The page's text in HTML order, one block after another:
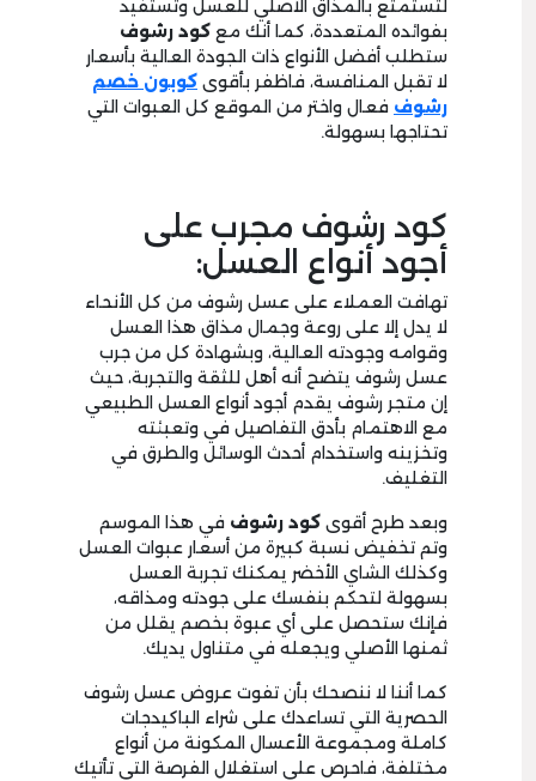
لتستمتع بالمذاق الأصلي للعسل وتستفيد
بفوائده المتعددة، كما أنك مع كود رشوف
ستطلب أفضل الأنواع ذات الجودة العالية بأسعار
لا تقبل المنافسة، فاظفر بأقوى كوبون خصم
رشوف فعال واختر من الموقع كل العبوات التي
تحتاجها بسهولة.
كود رشوف مجرب على
أجود أنواع العسل:
تهافت العملاء على عسل رشوف من كل الأنحاء
لا يدل إلا على روعة وجمال مذاق هذا العسل
وقوامه وجودته العالية، وبشهادة كل من جرب
عسل رشوف يتضح أنه أهل للثقة والتجربة، حيث
إن متجر رشوف يقدم أجود أنواع العسل الطبيعي
مع الاهتمام بأدق التفاصيل في وتعبئته
وتخزينه واستخدام أحدث الوسائل والطرق في
التغليف.
وبعد طرح أقوى كود رشوف في هذا الموسم
وتم تخفيض نسبة كبيرة من أسعار عبوات العسل
وكذلك الشاي الأخضر يمكنك تجربة العسل
بسهولة لتحكم بنفسك على جودته ومذاقه،
فإنك ستحصل على أي عبوة بخصم يقلل من
ثمنها الأصلي ويجعله في متناول يديك.
كما أننا لا ننصحك بأن تفوت عروض عسل رشوف
الحصرية التي تساعدك على شراء الباكيدجات
كاملة ومجموعة الأعسال المكونة من أنواع
مختلفة، فاحرص على استغلال الفرصة التي تأتيك